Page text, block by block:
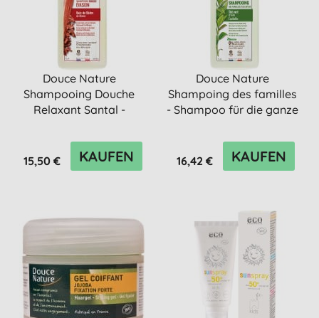
Douce Nature
Shampooing Douche
Relaxant Santal -
15,50 € KAUFEN
Douce Nature
Shampoing des familles
- Shampoo für die ganze
16,42 € KAUFEN